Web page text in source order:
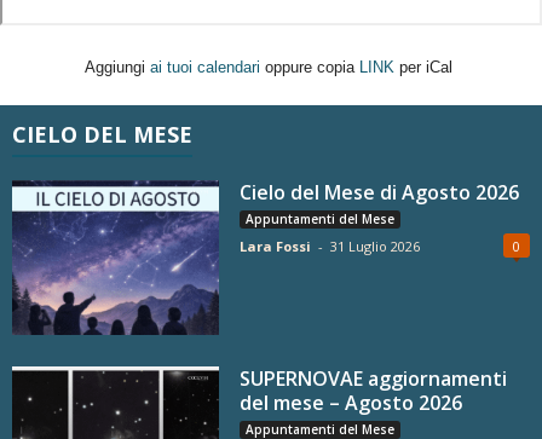
Aggiungi ai tuoi calendari oppure copia LINK per iCal
CIELO DEL MESE
Cielo del Mese di Agosto 2026
Appuntamenti del Mese
Lara Fossi - 31 Luglio 2026 0
SUPERNOVAE aggiornamenti
del mese – Agosto 2026
Appuntamenti del Mese